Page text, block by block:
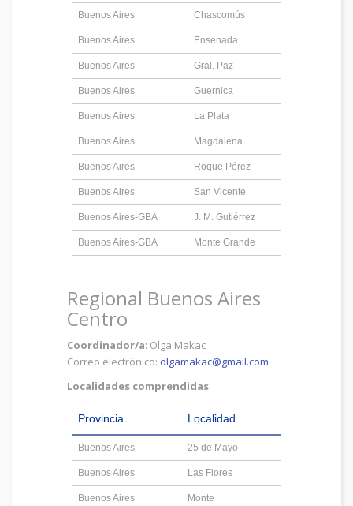
Buenos Aires Chascomús
Buenos Aires Ensenada
Buenos Aires Gral. Paz
Buenos Aires Guernica
Buenos Aires La Plata
Buenos Aires Magdalena
Buenos Aires Roque Pérez
Buenos Aires San Vicente
Buenos Aires-GBA J. M. Gutiérrez
Buenos Aires-GBA Monte Grande
Regional Buenos Aires
Centro
Coordinador/a: Olga Makac
Correo electrónico: olgamakac@gmail.com
Localidades comprendidas
Provincia Localidad
Buenos Aires 25 de Mayo
Buenos Aires Las Flores
Buenos Aires Monte